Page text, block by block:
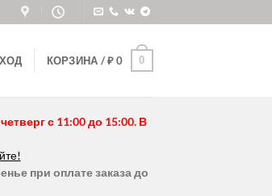
КОРЗИНА /₽0 0
с 11:00 до 15:00. В
при оплате заказа до